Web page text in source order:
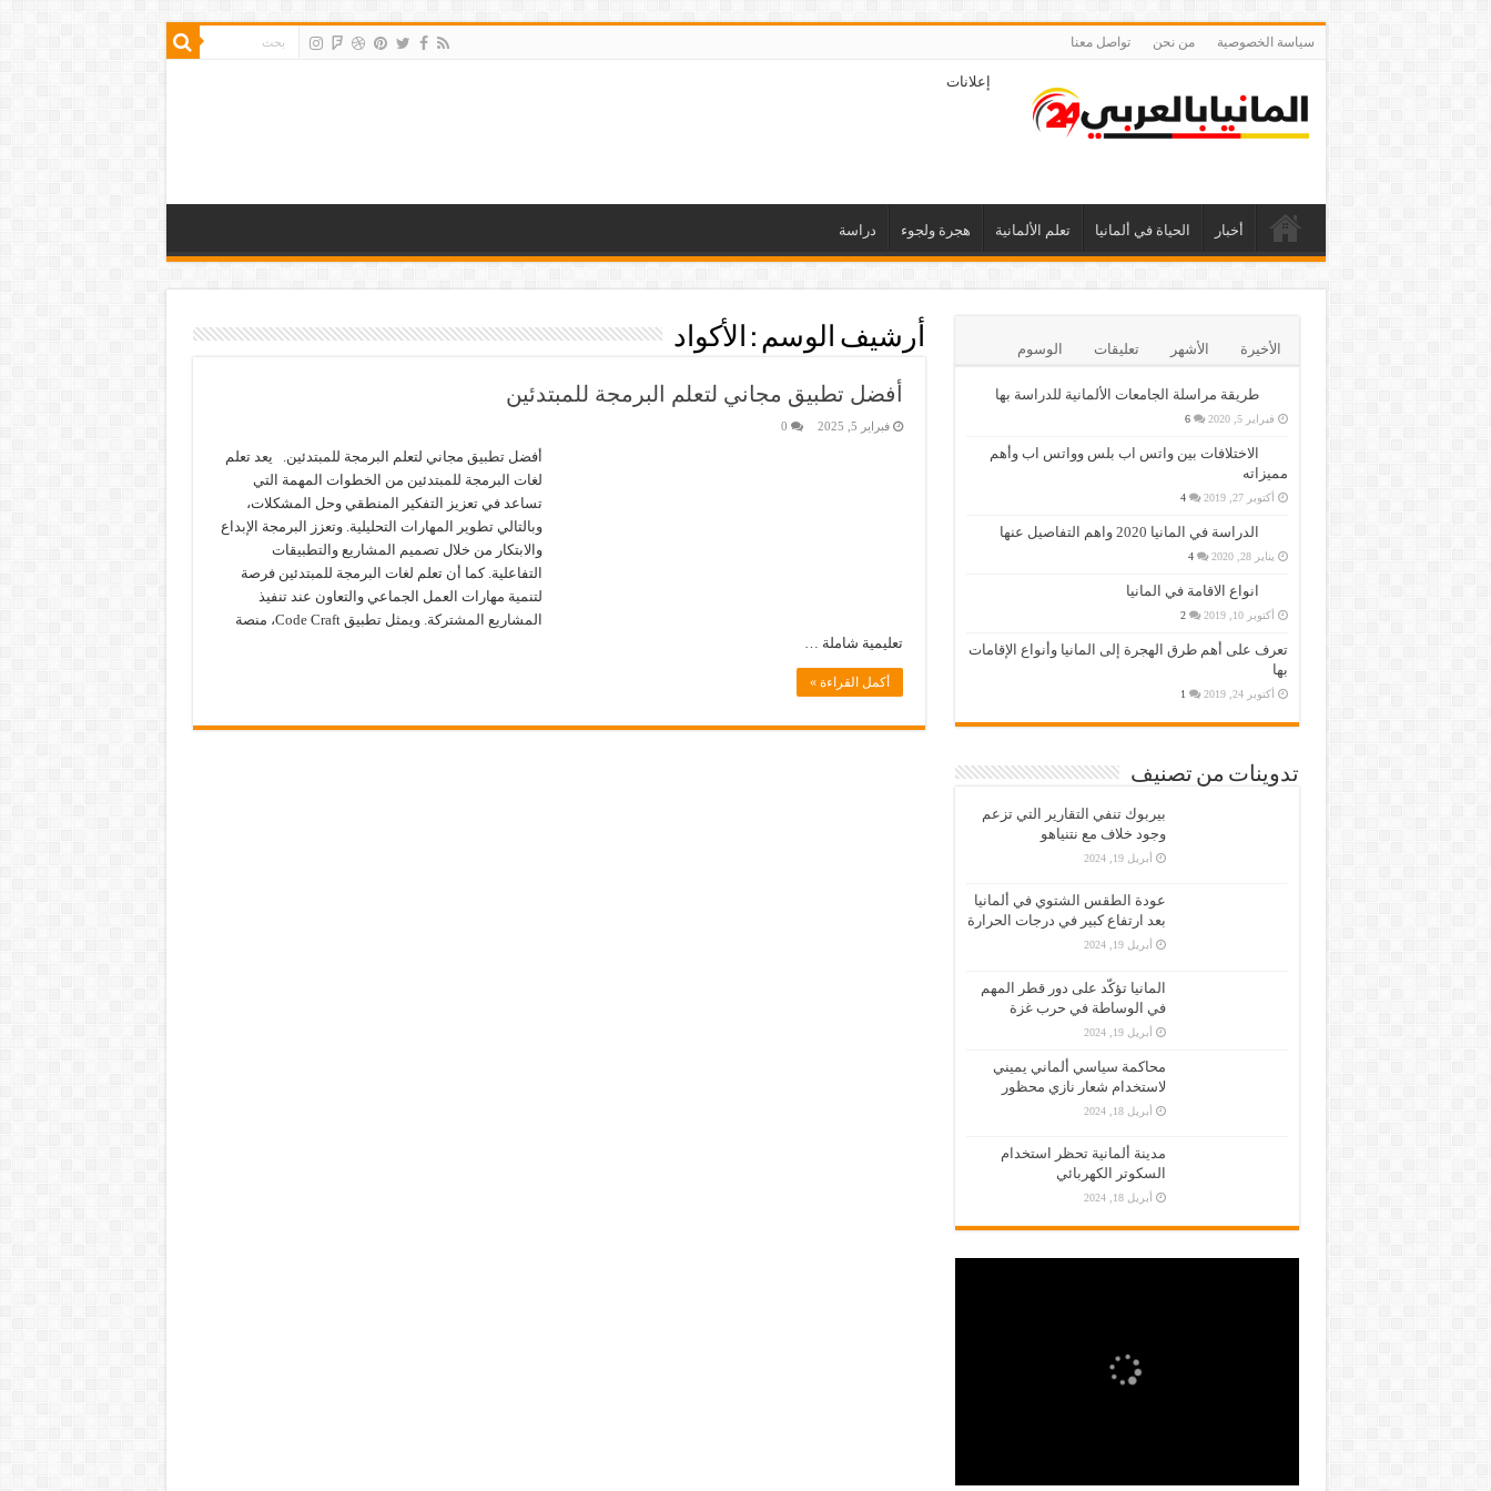
سياسة الخصوصية من نحن تواصل معنا
إعلانات
أخبار الحياة في ألمانيا تعلم الألمانية هجرة ولجوء دراسة
أرشيف الوسم : الأكواد
أفضل تطبيق مجاني لتعلم البرمجة للمبتدئين
فبراير 5, 2025 0
أفضل تطبيق مجاني لتعلم البرمجة للمبتدئين. يعد تعلم
لغات البرمجة للمبتدئين من الخطوات المهمة التي
تساعد في تعزيز التفكير المنطقي وحل المشكلات،
وبالتالي تطوير المهارات التحليلية. وتعزز البرمجة الإبداع
والابتكار من خلال تصميم المشاريع والتطبيقات
التفاعلية. كما أن تعلم لغات البرمجة للمبتدئين فرصة
لتنمية مهارات العمل الجماعي والتعاون عند تنفيذ
المشاريع المشتركة. ويمثل تطبيق Code Craft، منصة
تعليمية شاملة …
أكمل القراءة »
الأخيرة الأشهر تعليقات الوسوم
طريقة مراسلة الجامعات الألمانية للدراسة بها
فبراير 5, 2020 6
الاختلافات بين واتس اب بلس وواتس اب وأهم
مميزاته
أكتوبر 27, 2019 4
الدراسة في المانيا 2020 واهم التفاصيل عنها
يناير 28, 2020 4
انواع الاقامة في المانيا
أكتوبر 10, 2019 2
تعرف على أهم طرق الهجرة إلى المانيا وأنواع الإقامات
بها
أكتوبر 24, 2019 1
تدوينات من تصنيف
بيربوك تنفي التقارير التي تزعم
وجود خلاف مع نتنياهو
أبريل 19, 2024
عودة الطقس الشتوي في ألمانيا
بعد ارتفاع كبير في درجات الحرارة
أبريل 19, 2024
المانيا تؤكّد على دور قطر المهم
في الوساطة في حرب غزة
أبريل 19, 2024
محاكمة سياسي ألماني يميني
لاستخدام شعار نازي محظور
أبريل 18, 2024
مدينة ألمانية تحظر استخدام
السكوتر الكهربائي
أبريل 18, 2024